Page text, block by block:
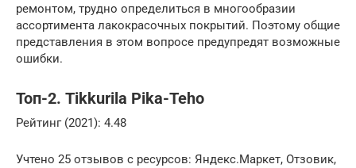
ремонтом, трудно определиться в многообразии
ассортимента лакокрасочных покрытий. Поэтому общие
представления в этом вопросе предупредят возможные
ошибки.
Топ-2. Tikkurila Pika-Teho
Рейтинг (2021): 4.48
Учтено 25 отзывов с ресурсов: Яндекс.Маркет, Отзовик,